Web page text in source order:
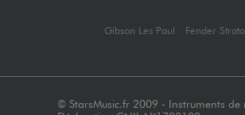
Gibson Les Paul Fender
© StarsMusic.fr 2009 - Instruments